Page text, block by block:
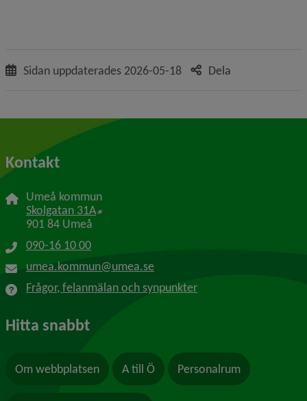
Sidan uppdaterades 2026-05-18 Dela
Kontakt
Umeå kommun
Skolgatan 31A Länk till annan webbplats, öppnas i nytt
901 84 Umeå
090-16 10 00
umea.kommun@umea.se
Frågor, felanmälan och synpunkter
Hitta snabbt
Om webbplatsen A till Ö Personalrum